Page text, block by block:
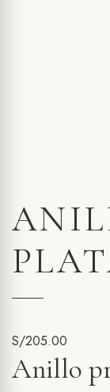
S/205.00
Anillo